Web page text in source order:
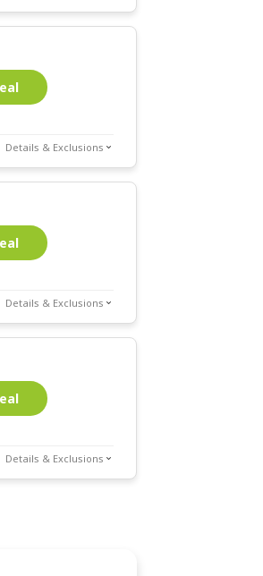
Details & Exclusions
Details & Exclusions
Details & Exclusions